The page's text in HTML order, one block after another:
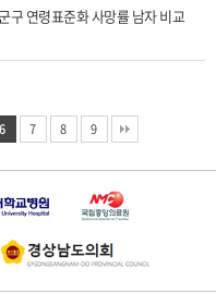
구 연령표준화 사망률 남자 비교
6 7 8 9